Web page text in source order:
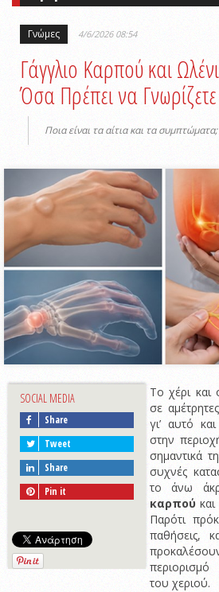
Γνώμες 4/6/2026 08:54
Γάγγλιο Καρπού και
Όσα Πρέπει να Γνωρίζετε
Ποια είναι τα αίτια και τα συμπτώματα;
SOCIAL MEDIA
Share
Tweet
Share
Pin it
Το χέρι και
σε
γι’ αυτό
στην
σημαντικά
συχνές
το άνω
καρπούκαι
Παρότι
παθήσεις,
περιορισμό
του χεριού.